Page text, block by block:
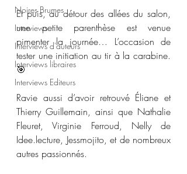
Noires Brumes
Interviews
Interviews d'auteurs
Interviews libraires
Interviews Editeurs
Et puis, au détour des allées du salon,
une petite parenthèse est venue
pimenter la journée… L’occasion de
tester une initiation au tir à la carabine.
🎯
Ravie aussi d’avoir retrouvé Éliane et
Thierry Guillemain, ainsi que Nathalie
Fleuret, Virginie Ferroud, Nelly de
Idee.lecture, Jessmojito, et de nombreux
autres passionnés.